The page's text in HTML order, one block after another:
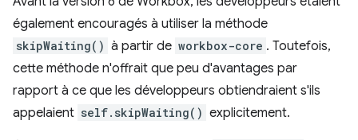
également encouragés à utiliser la méthode
skipWaiting() à partir de workbox-core . Toutefois,
cette méthode n'offrait que peu d'avantages par
rapport à ce que les développeurs obtiendraient s'ils
appelaient self.skipWaiting() explicitement.